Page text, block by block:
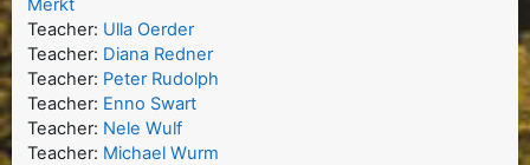
Merkt
Teacher: Ulla Oerder
Teacher: Diana Redner
Teacher: Peter Rudolph
Teacher: Enno Swart
Teacher: Nele Wulf
Teacher: Michael Wurm